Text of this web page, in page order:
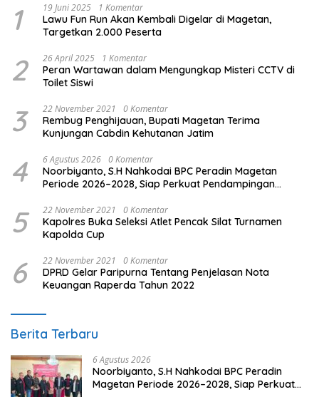
1 19 Juni 2025 1 Komentar
Lawu Fun Run Akan Kembali Digelar di Magetan,
Targetkan 2.000 Peserta
2 26 April 2025 1 Komentar
Peran Wartawan dalam Mengungkap Misteri CCTV di
Toilet Siswi
3 22 November 2021 0 Komentar
Rembug Penghijauan, Bupati Magetan Terima
Kunjungan Cabdin Kehutanan Jatim
4 6 Agustus 2026 0 Komentar
Noorbiyanto, S.H Nahkodai BPC Peradin Magetan
Periode 2026–2028, Siap Perkuat Pendampingan
5 22 November 2021 0 Komentar
Kapolres Buka Seleksi Atlet Pencak Silat Turnamen
Kapolda Cup
6 22 November 2021 0 Komentar
DPRD Gelar Paripurna Tentang Penjelasan Nota
Keuangan Raperda Tahun 2022
Berita Terbaru
6 Agustus 2026
Noorbiyanto, S.H Nahkodai BPC Peradin
Magetan Periode 2026–2028, Siap Perkuat